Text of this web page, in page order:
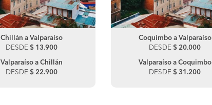
Chillán a Valparaíso
DESDE $ 13.900
Valparaíso a Chillán
DESDE $ 22.900
Coquimbo a Valparaíso
DESDE $ 20.000
Valparaíso a Coquimbo
DESDE $ 31.200